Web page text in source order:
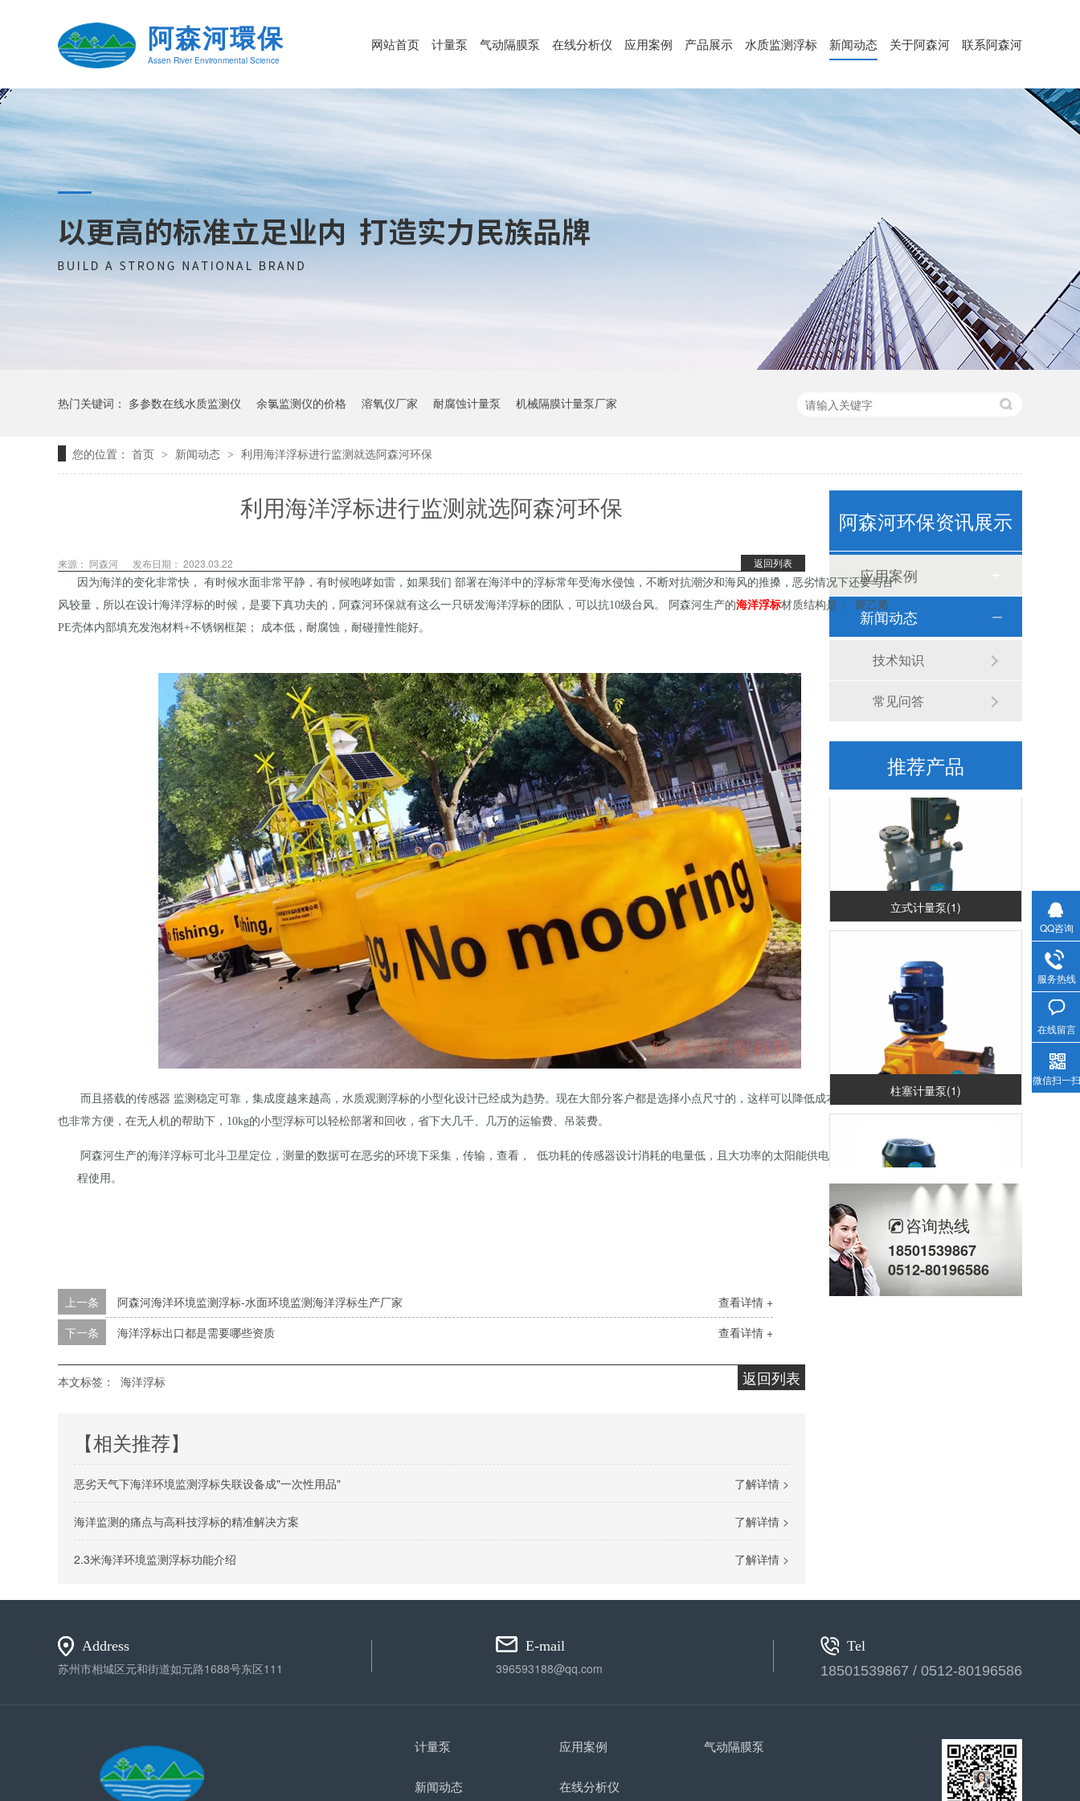
阿森河環保
Assen River Environmental Science
网站首页 计量泵 气动隔膜泵 在线分析仪 应用案例 产品展示 水质监测浮标 新闻动态 关于阿森河 联系阿森河
热门关键词： 多参数在线水质监测仪 余氯监测仪的价格 溶氧仪厂家 耐腐蚀计量泵 机械隔膜计量泵厂家
您的位置： 首页 > 新闻动态 > 利用海洋浮标进行监测就选阿森河环保
利用海洋浮标进行监测就选阿森河环保
返回列表
来源： 阿森河 发布日期： 2023.03.22
因为海洋的变化非常快， 有时候水面非常平静，有时候咆哮如雷，如果我们 部署在海洋中的浮标常年受海水侵蚀，不断对抗潮汐和海风的推搡，恶劣情况下还要与台
风较量，所以在设计海洋浮标的时候，是要下真功夫的，阿森河环保就有这么一只研发海洋浮标的团队，可以抗10级台风。
阿森河生产的海洋浮标材质结构是：
聚乙烯
PE壳体内部填充发泡材料+不锈钢框架； 成本低，耐腐蚀，耐碰撞性能好。
而且搭载的传感器 监测稳定可靠， 集成度越来越高，水质观测浮标的小型化设计已经成为趋势。现在大部分客户都是选择小点尺寸的，这样可以降低成本，同时部署
也非常方便，在无人机的帮助下，10kg的小型浮标可以轻松部署和回收，省下大几千、几万的运输费、吊装费。
阿森河生产的海洋浮标可北斗卫星定位， 测量的数据可在恶劣的环境下采集，传输，查看，
低功耗的传感器设计消耗的电量低，且大功率的太阳能供电。非常适合远
程使用。
查看详情 +
上一条
阿森河海洋环境监测浮标-水面环境监测海洋浮标生产厂家
查看详情 +
下一条 海洋浮标出口都是需要哪些资质
返回列表
本文标签： 海洋浮标
【相关推荐】
了解详情 >
恶劣天气下海洋环境监测浮标失联设备成"一次性用品"
了解详情 >
海洋监测的痛点与高科技浮标的精准解决方案
了解详情 >
2.3米海洋环境监测浮标功能介绍
阿森河环保资讯展示
应用案例
新闻动态
技术知识
常见问答
推荐产品
水质监测浮标（ASH-600）
立式计量泵(1)
柱塞计量泵(1)
柱塞计量泵(2)
咨询热线
18501539867
0512-80196586
Address
苏州市相城区元和街道如元路1688号东区111
E-mail
396593188@qq.com
Tel
18501539867 / 0512-80196586
计量泵 应用案例 气动隔膜泵
新闻动态 在线分析仪
QQ咨询
服务热线
在线留言
微信扫一扫